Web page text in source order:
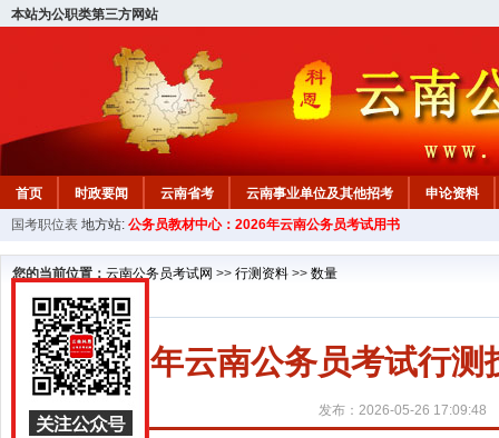
本站为公职类第三方网站
首页 时政要闻 云南省考 云南事业单位及其他招考
申论资料
国考职位表 地方站: 公务员教材中心：2026年云南公务员考试用书
您的当前位置： 云南公务员考试网 >> 行测资料 >> 数量
2027年云南公务员考试行
发布：2026-05-26 17:09:48